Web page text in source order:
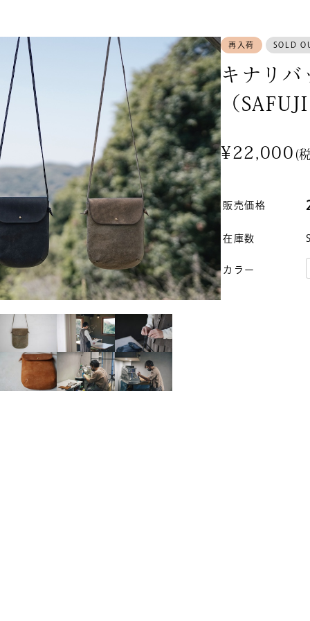
キッチン食卓
珈琲・器具
衣・服飾小物
商品から探す
新入荷・再入荷
期間限定
カテゴリー別人気商品
再入荷 SOLD
キナリバ
（
¥22,000 (
販売価格
在庫数
カラー